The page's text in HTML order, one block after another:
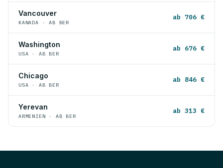
Vancouver
KANADA · AB BER
ab 706 €
Washington
USA · AB BER
ab 676 €
Chicago
USA · AB BER
ab 846 €
Yerevan
ARMENIEN · AB BER
ab 313 €